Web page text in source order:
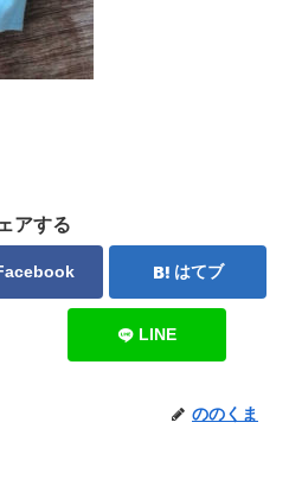
アする
はてブ
LINE
ののくま